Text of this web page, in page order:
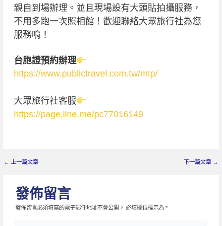
親自到場辦理。並且現場設有大頭貼拍攝服務，
不用多跑一次照相館！歡迎聯絡大眾旅行社為您
服務唷！
台胞證預約辦理
https://www.publictravel.com.tw/mtp/
大眾旅行社客服
https://page.line.me/pc77016149
← 上一篇文章 下一篇文章 →
發佈留言
發佈留言必須填寫的電子郵件地址不會公開。 必填欄位標示為 *